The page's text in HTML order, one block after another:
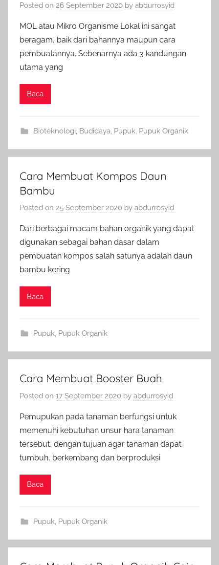
Posted on 26 September 2020 by abdurrosyid
MOL atau Mikro Organisme Lokal ini sangat
beragam, baik dari bahannya maupun cara
pembuatannya. Sebenarnya ada 3 kandungan
utama yang
Baca
Bioteknologi Budidaya Pupuk, Pupuk Organik
Cara Membuat Kompos Daun
Bambu
Posted on 25 September 2020 by abdurrosyid
Dari berbagai macam bahan organik yang dapat
digunakan sebagai bahan dasar dalam
pembuatan kompos salah satunya adalah daun
bambu kering
Baca
Pupuk, Pupuk Organik
Cara Membuat Booster Buah
Posted on 17 September 2020 by abdurrosyid
Pemupukan pada tanaman berfungsi untuk
memenuhi kebutuhan unsur hara tanaman
tersebut, dengan tujuan agar tanaman dapat
tumbuh, berkembang dan berproduksi
Baca
Pupuk, Pupuk Organik